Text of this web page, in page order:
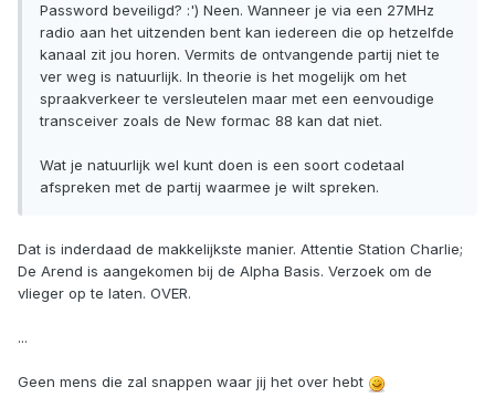
Password beveiligd? :') Neen. Wanneer je via een 27MHz
radio aan het uitzenden bent kan iedereen die op hetzelfde
kanaal zit jou horen. Vermits de ontvangende partij niet te
ver weg is natuurlijk. In theorie is het mogelijk om het
spraakverkeer te versleutelen maar met een eenvoudige
transceiver zoals de New formac 88 kan dat niet.
Wat je natuurlijk wel kunt doen is een soort codetaal
afspreken met de partij waarmee je wilt spreken.
Dat is inderdaad de makkelijkste manier. Attentie Station Charlie;
De Arend is aangekomen bij de Alpha Basis. Verzoek om de
vlieger op te laten. OVER.
...
Geen mens die zal snappen waar jij het over hebt